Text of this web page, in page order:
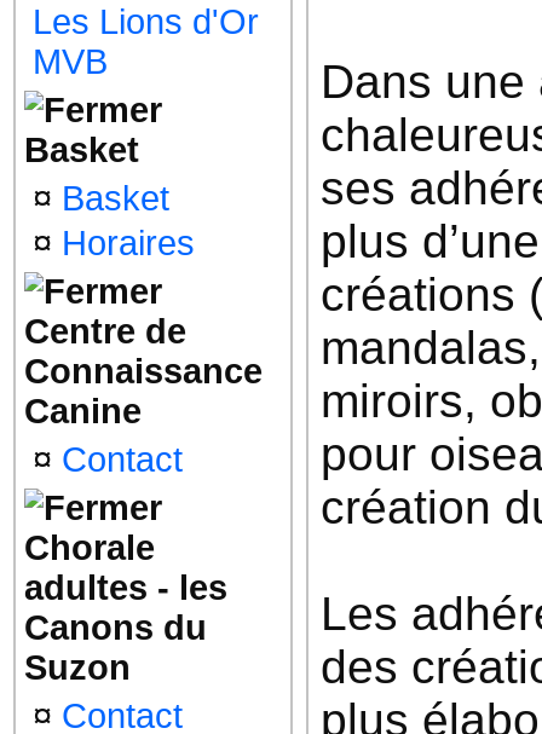
Les Lions d'Or
MVB
Basket
¤ Basket
¤ Horaires
Centre de
Connaissance
Canine
¤ Contact
Chorale
adultes - les
Canons du
Suzon
¤ Contact
Dans une
ses
plus
créations
miroirs,
pour
création
Les
des
plus